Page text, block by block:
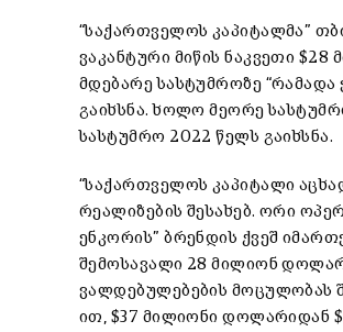
“საქართველოს კაპიტალმა”
ვაკანტური მიწის ნაკვეთი
მდებარე სასტუმროზე “რამადა
გაიხსნა. ხოლო მეორე
სასტუმრო 2022 წელს გაიხსნა.
“საქართველოს კაპიტალი
რეალიზების შესახებ. ორი
ენკორის” ბრენდის ქვეშ
შემოსავალი 28 მილიონ
ვალდებულებების მოცულობას
ით, $37 მილიონი დოლარიდან